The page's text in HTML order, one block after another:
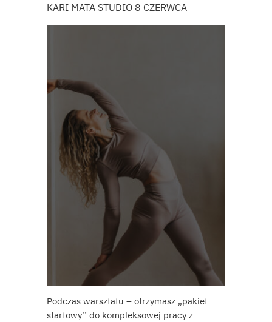
KARI MATA STUDIO 8 CZERWCA
Podczas warsztatu – otrzymasz „pakiet
startowy” do kompleksowej pracy z